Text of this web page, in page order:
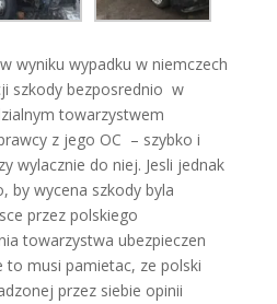
wyniku wypadku w niemczech
szkody bezposrednio w
towarzystwem
z jego OC – szybko i
wylacznie do niej. Jesli jednak
by wycena szkody byla
przez polskiego
towarzystwa ubezpieczen
to musi pamietac, ze polski
przez siebie opinii